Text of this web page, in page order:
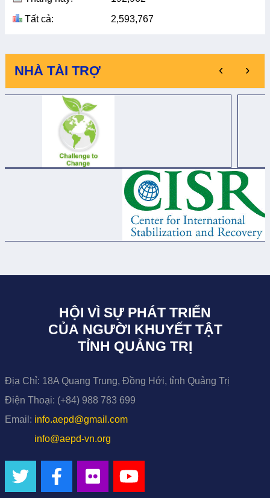
Tất cả:
2,593,767
NHÀ TÀI TRỢ ‹ ›
HỘI VÌ SỰ PHÁT TRIỂN
CỦA NGƯỜI KHUYẾT TẬT
TỈNH QUẢNG TRỊ
Địa Chỉ: 18A Quang Trung, Đồng Hới, tỉnh Quảng Trị
Điện Thoại: (+84) 988 783 699
Email: info.aepd@gmail.com
info@aepd-vn.org